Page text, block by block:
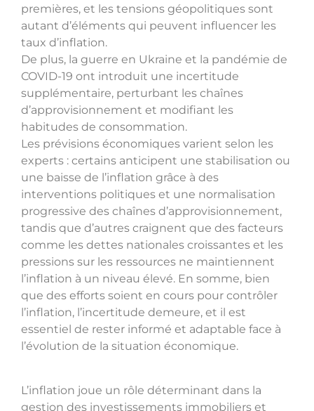
premières, et les tensions géopolitiques sont
autant d’éléments qui peuvent influencer les
taux d’inflation.
De plus, la guerre en Ukraine et la pandémie de
COVID-19 ont introduit une incertitude
supplémentaire, perturbant les chaînes
d’approvisionnement et modifiant les
habitudes de consommation.
Les prévisions économiques varient selon les
experts : certains anticipent une stabilisation ou
une baisse de l’inflation grâce à des
interventions politiques et une normalisation
progressive des chaînes d’approvisionnement,
tandis que d’autres craignent que des facteurs
comme les dettes nationales croissantes et les
pressions sur les ressources ne maintiennent
l’inflation à un niveau élevé. En somme, bien
que des efforts soient en cours pour contrôler
l’inflation, l’incertitude demeure, et il est
essentiel de rester informé et adaptable face à
l’évolution de la situation économique.
L’inflation joue un rôle déterminant dans la
gestion des investissements immobiliers et